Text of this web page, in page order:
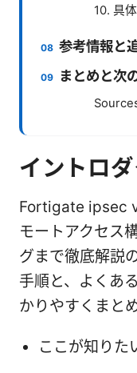
10. 具
参考情報と
まとめと次
イントロ
Fortigate ipsec
モートアクセス
グまで徹底解説
手順と、よくあ
かりやすくまと
ここが知りた